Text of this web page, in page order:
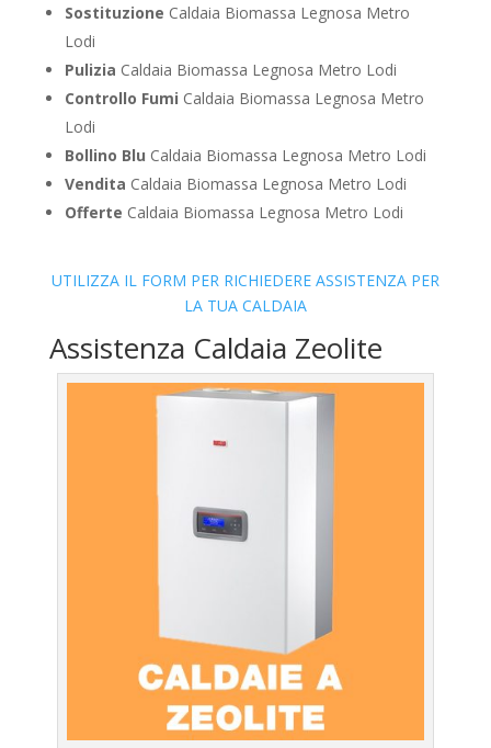
Sostituzione Caldaia Biomassa Legnosa Metro
Lodi
Pulizia Caldaia Biomassa Legnosa Metro Lodi
Controllo Fumi Caldaia Biomassa Legnosa Metro
Lodi
Bollino Blu Caldaia Biomassa Legnosa Metro Lodi
Vendita Caldaia Biomassa Legnosa Metro Lodi
Offerte Caldaia Biomassa Legnosa Metro Lodi
UTILIZZA IL FORM PER RICHIEDERE ASSISTENZA PER
LA TUA CALDAIA
Assistenza Caldaia Zeolite